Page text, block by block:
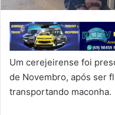
Um cerejeirense foi
de Novembro, após ser
transportando maconha.